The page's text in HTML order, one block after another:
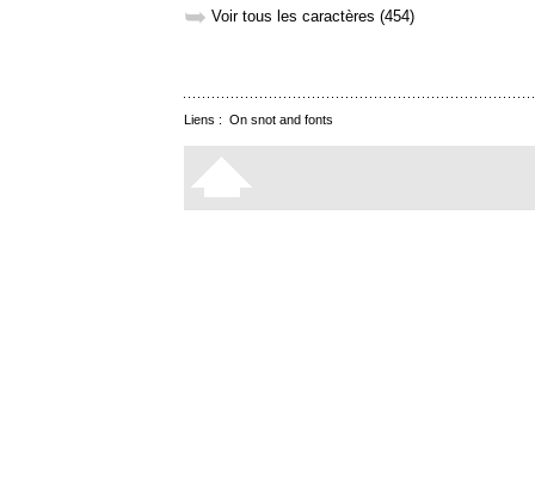
➥ Voir tous les caractères (454)
Liens : On snot and fonts